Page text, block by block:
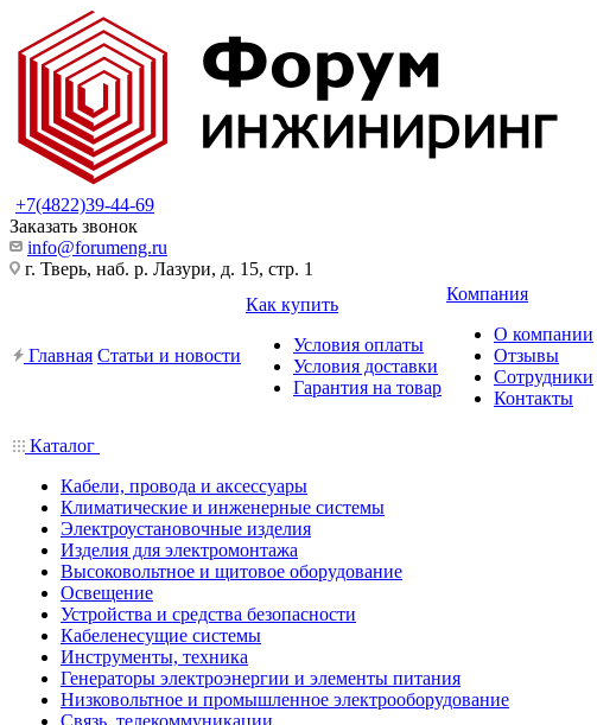
+7(4822)39-44-69
Заказать звонок
info@forumeng.ru
г. Тверь, наб. р. Лазури, д. 15, стр. 1
Главная Статьи и новости
Как купить
Условия оплаты
Условия доставки
Гарантия на товар
Компания
О компании
Отзывы
Сотрудники
Контакты
Каталог
Кабели, провода и аксессуары
Климатические и инженерные системы
Электроустановочные изделия
Изделия для электромонтажа
Высоковольтное и щитовое оборудование
Освещение
Устройства и средства безопасности
Кабеленесущие системы
Инструменты, техника
Генераторы электроэнергии и элементы питания
Низковольтное и промышленное электрооборудование
Связь, телекоммуникации